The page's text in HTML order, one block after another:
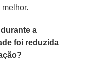
a
foi reduzida